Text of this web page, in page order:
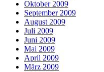
Oktober 2009
September 2009
August 2009
Juli 2009
Juni 2009
Mai 2009
April 2009
März 2009